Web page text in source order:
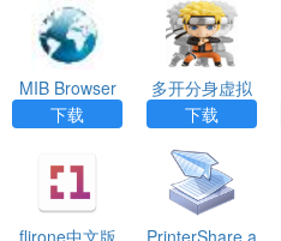
MIB Browser
下载
多开分身虚拟
定位(Multiapp
s)APP
下载
flirone中文版
PrinterShare a